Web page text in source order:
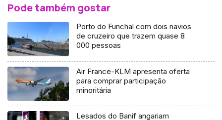
Pode também gostar
Porto do Funchal com dois navios
de cruzeiro que trazem quase 8
000 pessoas
Air France-KLM apresenta oferta
para comprar participação
minoritária
Lesados do Banif angariam